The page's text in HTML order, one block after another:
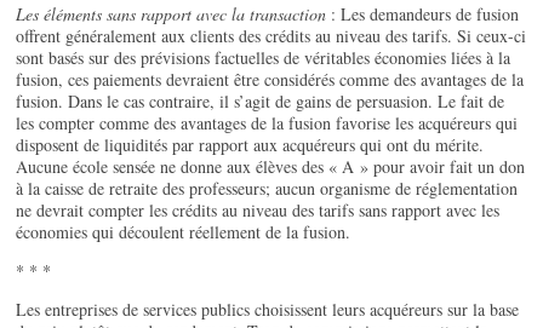
Les éléments sans rapport avec la transaction : Les demandeurs de fusion
offrent généralement aux clients des crédits au niveau des tarifs. Si ceux-ci
sont basés sur des prévisions factuelles de véritables économies liées à la
fusion, ces paiements devraient être considérés comme des avantages de la
fusion. Dans le cas contraire, il s’agit de gains de persuasion. Le fait de
les compter comme des avantages de la fusion favorise les acquéreurs qui
disposent de liquidités par rapport aux acquéreurs qui ont du mérite.
Aucune école sensée ne donne aux élèves des « A » pour avoir fait un don
à la caisse de retraite des professeurs; aucun organisme de réglementation
ne devrait compter les crédits au niveau des tarifs sans rapport avec les
économies qui découlent réellement de la fusion.
* * *
Les entreprises de services publics choisissent leurs acquéreurs sur la base